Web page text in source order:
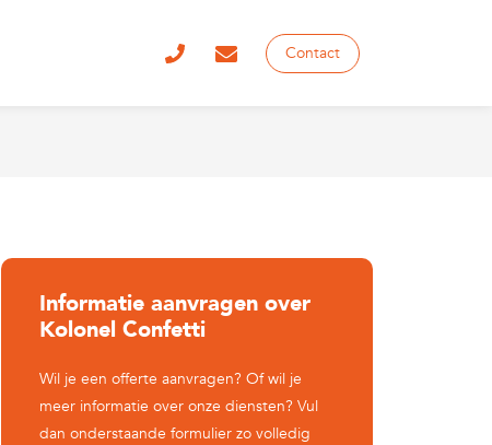
Contact
Informatie aanvragen over
Kolonel Confetti
Wil je een offerte aanvragen? Of wil je
meer informatie over onze diensten? Vul
dan onderstaande formulier zo volledig